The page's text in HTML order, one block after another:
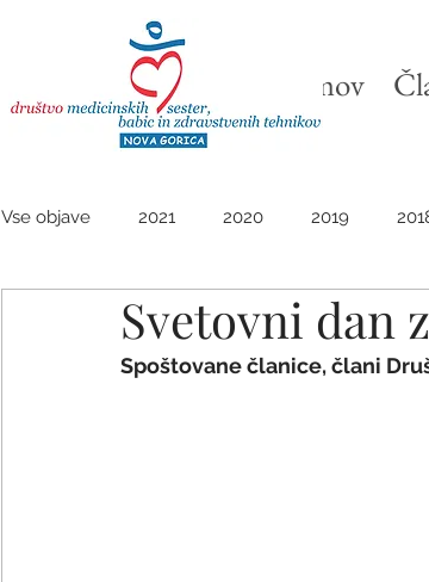
Domov
Vse objave 2021 2020 2019
Svetovni dan
Spoštovane članice, člani